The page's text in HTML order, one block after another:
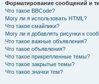
Форматирование сообщений и
Что такое BBCode?
Могу ли я использовать HTML?
Что такое смайлики?
Могу ли я добавлять рисунки к
Что такое важные объявления?
Что такое объявления?
Что такое прикрепленные темы?
Что такое закрытые темы?
Что такое значки тем?